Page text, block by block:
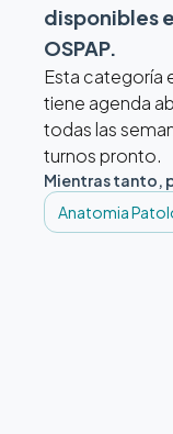
disponibles
OSPAP.
Esta categoría
tiene agenda
todas las
turnos pronto.
Mientras tanto,
Anatomia